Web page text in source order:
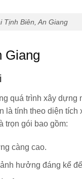
Tịnh Biên, An Giang
Giang
quá trình xây dựng
tính theo diện
trọn gói bao gồm:
càng cao.
hưởng đáng kể